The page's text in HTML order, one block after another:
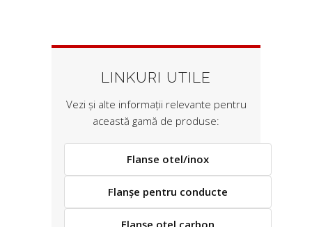
LINKURI UTILE
Vezi și alte informații relevante pentru
această gamă de produse:
Flanse otel/inox
Flanșe pentru conducte
Flanșe oțel carbon